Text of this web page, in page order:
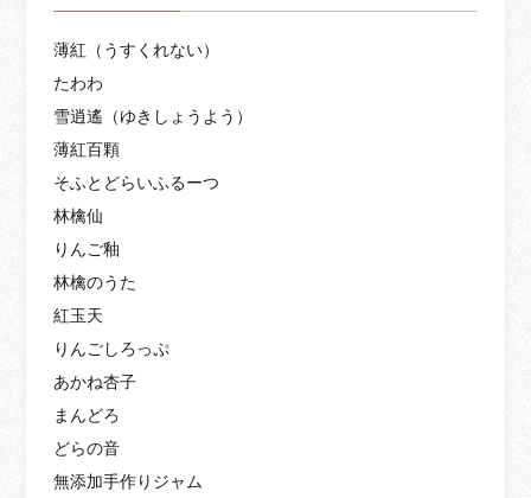
薄紅（うすくれない）
たわわ
雪逍遙（ゆきしょうよう）
薄紅百顆
そふとどらいふるーつ
林檎仙
りんご釉
林檎のうた
紅玉天
りんごしろっぷ
あかね杏子
まんどろ
どらの音
無添加手作りジャム